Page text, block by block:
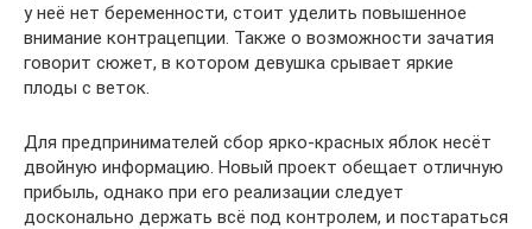
у неё нет беременности, стоит уделить повышенное
внимание контрацепции. Также о возможности зачатия
говорит сюжет, в котором девушка срывает яркие
плоды с веток.
Для предпринимателей сбор ярко-красных яблок несёт
двойную информацию. Новый проект обещает отличную
прибыль, однако при его реализации следует
досконально держать всё под контролем, и постараться